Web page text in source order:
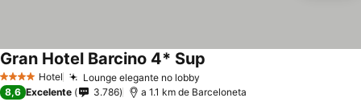
4 EstrelasHotel Lounge elegante no lobby
Gran Hotel Barcino 4* Sup
8,6 Excelente 3.786 a 1.1 km de Barceloneta